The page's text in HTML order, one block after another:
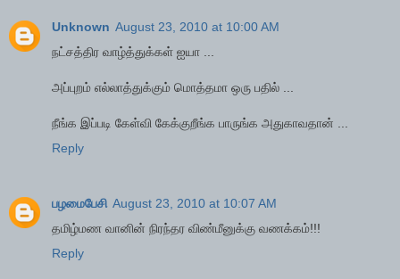
Unknown August 23, 2010 at 10:00 AM
நட்சத்திர வாழ்த்துக்கள் ஐயா ...
அப்புறம் எல்லாத்துக்கும் மொத்தமா ஒரு பதில் ...
நீங்க இப்படி கேள்வி கேக்குறீங்க பாருங்க அதுகாவதான் ...
Reply
பழமைபேசி August 23, 2010 at 10:07 AM
தமிழ்மண வானின் நிரந்தர விண்மீனுக்கு வணக்கம்!!!
Reply